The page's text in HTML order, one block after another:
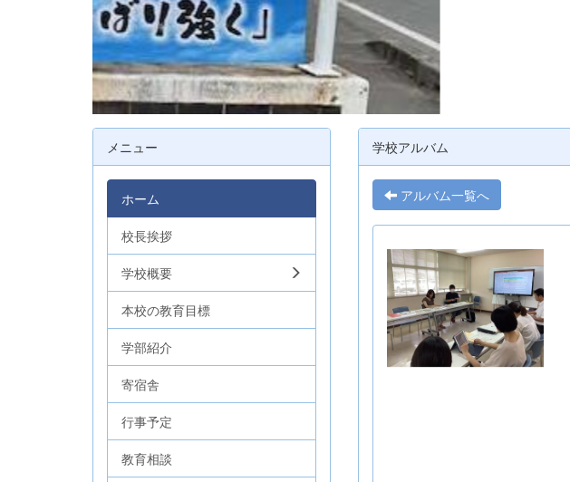
学校アルバム
アルバム一覧へ
メニュー
ホーム
校長挨拶
学校概要
本校の教育目標
学部紹介
寄宿舎
行事予定
教育相談